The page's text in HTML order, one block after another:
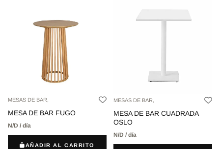
MESAS DE BAR,
MESA DE BAR FUGO
N/D / día
AÑADIR AL CARRITO
MESAS DE BAR,
MESA DE BAR CUADRADA
OSLO
N/D / día